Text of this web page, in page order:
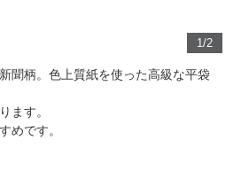
1/2
聞柄。色上質紙を使った高級な平袋
ます。
めです。